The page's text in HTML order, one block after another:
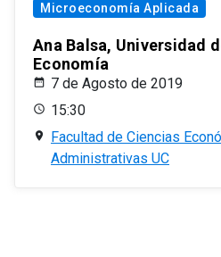
Microeconomía Aplicada
Ana Balsa, Universidad
Economía
7 de Agosto de 2019
15:30
Facultad de Ciencias
Administrativas UC